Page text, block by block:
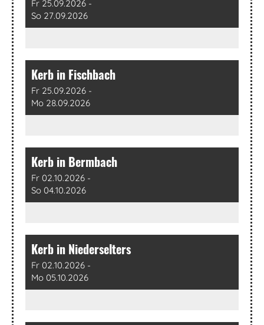
Fr 25.09.2026 -
So 27.09.2026
Kerb in Fischbach
Fr 25.09.2026 -
Mo 28.09.2026
Kerb in Bermbach
Fr 02.10.2026 -
So 04.10.2026
Kerb in Niederselters
Fr 02.10.2026 -
Mo 05.10.2026